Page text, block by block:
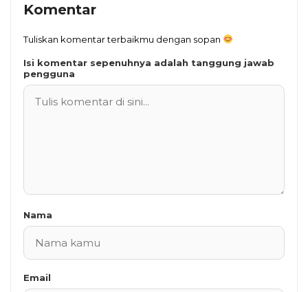
Komentar
Tuliskan komentar terbaikmu dengan sopan
Isi komentar sepenuhnya adalah tanggung jawab
pengguna
Nama
Email